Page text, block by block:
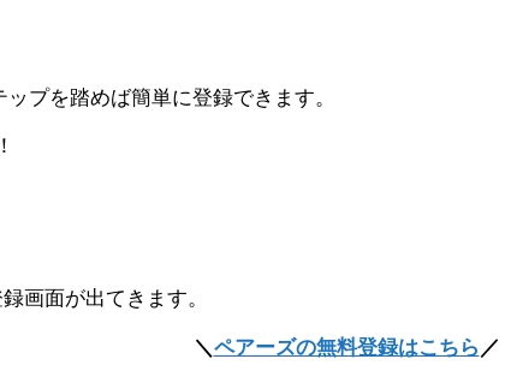
プを踏めば簡単に登録できます。
画面が出てきます。
＼ ペアーズの無料登録はこちら ／